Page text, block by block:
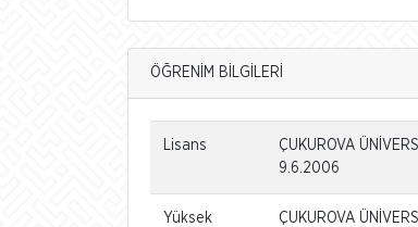
ÖĞRENİM BİLGİLERİ
Lisans
ÇUKUROVA
9.6.2006
Yüksek
ÇUKUROVA